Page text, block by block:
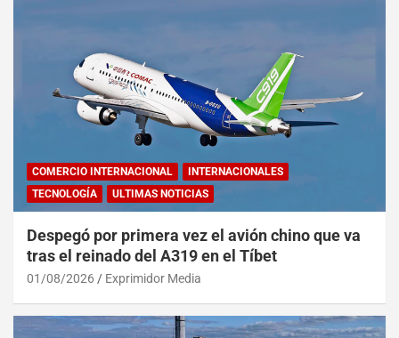
COMERCIO INTERNACIONAL
INTERNACIONALES
TECNOLOGÍA
ULTIMAS NOTICIAS
Despegó por primera vez el avión chino que va
tras el reinado del A319 en el Tíbet
01/08/2026 Exprimidor Media